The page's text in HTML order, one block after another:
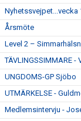
Nyhetssvejpet...vecka
Årsmöte
Level 2 –
TÄVLINGSSIMMARE -
UNGDOMS-GP Sjöbo
UTMÄRKELSE -
Medlemsintervju -